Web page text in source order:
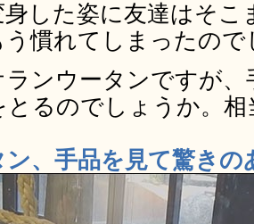
した姿に友達はそ
慣れてしまったので
ランウータンですが
とるのでしょうか。
、手品を見て驚き